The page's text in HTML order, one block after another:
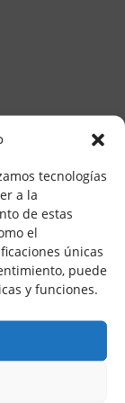
tecnologías
a la
de estas
el
únicas
puede
y funciones.